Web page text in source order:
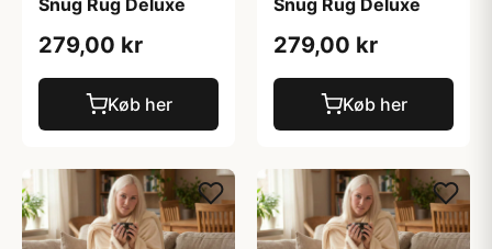
279,00 kr
Køb her
279,00 kr
Køb her